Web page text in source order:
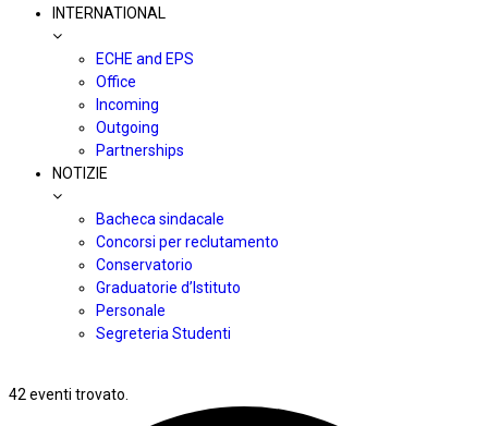
INTERNATIONAL
ECHE and EPS
Office
Incoming
Outgoing
Partnerships
NOTIZIE
Bacheca sindacale
Concorsi per reclutamento
Conservatorio
Graduatorie d’Istituto
Personale
Segreteria Studenti
42 eventi trovato.